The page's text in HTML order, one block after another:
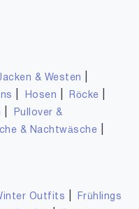
& Westen
Hosen Röcke
Pullover &
& Nachtwäsche
Outfits
Frühlings